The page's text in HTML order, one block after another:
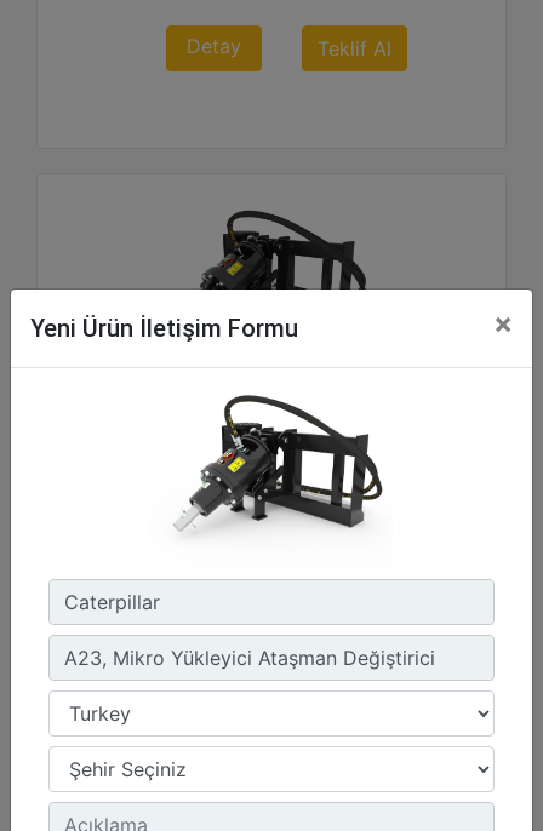
Detay Teklif Al
A41, Mikro Yükleyici Ataşman Değiştirici
Maksimum Basınçta Tahrik Mili Torku :
3037.3 lb/ft - 4118 N·m
Tahrik Yöntemi :
Bağlantı Braketi Tasarımı :
Detay Teklif Al
Yeni Ürün İletişim Formu ×